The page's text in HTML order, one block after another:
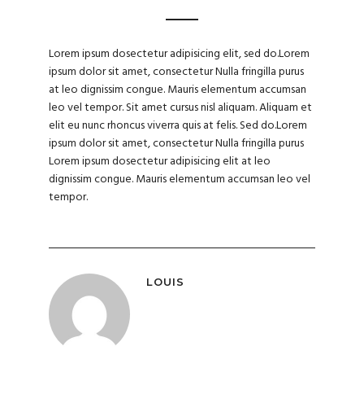
Lorem ipsum dosectetur adipisicing elit, sed do.Lorem
ipsum dolor sit amet, consectetur Nulla fringilla purus
at leo dignissim congue. Mauris elementum accumsan
leo vel tempor. Sit amet cursus nisl aliquam. Aliquam et
elit eu nunc rhoncus viverra quis at felis. Sed do.Lorem
ipsum dolor sit amet, consectetur Nulla fringilla purus
Lorem ipsum dosectetur adipisicing elit at leo
dignissim congue. Mauris elementum accumsan leo vel
tempor.
LOUIS